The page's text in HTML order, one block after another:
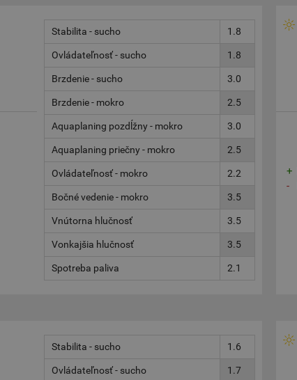
Stabilita - sucho 1.8
Ovládateľnosť - sucho 1.8
Brzdenie - sucho 3.0
Brzdenie - mokro 2.5
Aquaplaning pozdĺžny - mokro 3.0
Aquaplaning priečny - mokro 2.5
Ovládateľnosť - mokro 2.2
Bočné vedenie - mokro 3.5
Vnútorna hlučnosť 3.5
Vonkajšia hlučnosť 3.5
Spotreba paliva 2.1
Stabilita - sucho 1.6
Ovládateľnosť - sucho 1.7